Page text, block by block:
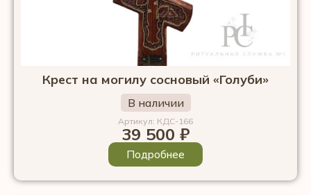
Крест на могилу сосновый «Голуби»
В наличии
Артикул: КДС-166
39 500 ₽
Подробнее